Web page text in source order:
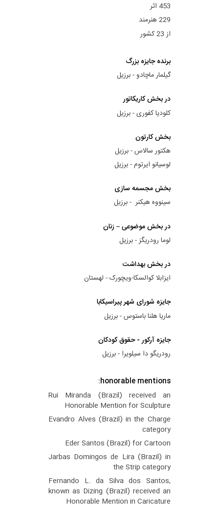
453 اثر
229 هنرمند
از 23 کشور
برنده جایزه بزرگ
گیلمار ماچادو - برزیل
در بخش کاریکاتور
کلودیا کفوری - برزیل
بخش کارتون
هکتور سالاس - برزیل
لوسیانو ایرتوم - برزیل
بخش مجسمه سازی
سینووه هیکنر - برزیل
در بخش موضوعی – زنان
لوما رودریگز - برزیل
در بخش بهداشت
ایزابلا کوالسکا-ویچورک - لهستان
جایزه شورای شهر پیراسیکابا
ماریا هلنا باستوس - برزیل
جایزه آرکور - حقوق کودکان
رودریگو دا سیلویرا - برزیل
honorable mentions:
Rui Miranda (Brazil) received an
Honorable Mention for Sculpture
Evandro Alves (Brazil) in the Charge
category
Eder Santos (Brazil) for Cartoon
Jarbas Domingos de Lira (Brazil) in
the Strip category
Fernando L. da Silva dos Santos,
known as Dizing (Brazil) received an
Honorable Mention in Caricature